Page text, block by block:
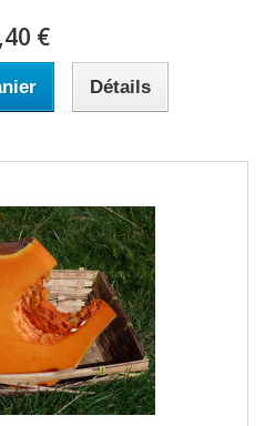
€
Détails